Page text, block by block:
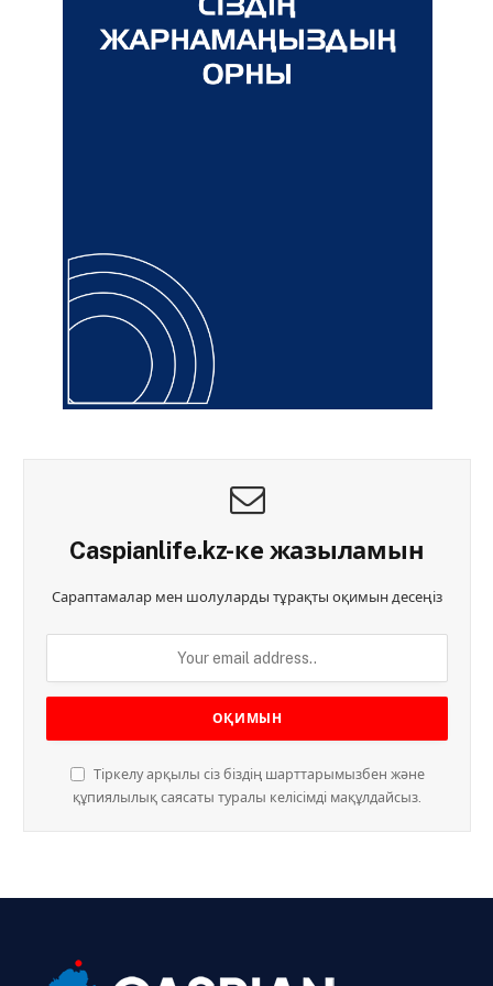
Caspianlife.kz-ке жазыламын
Сараптамалар мен шолуларды тұрақты оқимын десеңіз
Тіркелу арқылы сіз біздің шарттарымызбен және
құпиялылық саясаты туралы келісімді мақұлдайсыз.